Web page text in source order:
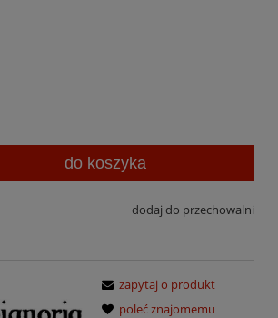
do koszyka
dodaj do przechowalni
zapytaj o produkt
poleć znajomemu